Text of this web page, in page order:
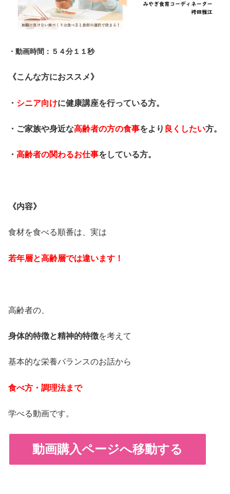
・動画時間：５４分１１秒
《こんな方におススメ》
・ シニア向けに健康講座を行っている方。
・ご家族や身近な高齢者の方の食事をより 良くしたい方。
・ 高齢者の関わるお仕事をしている方。
《内容》
食材を食べる順番は、実は
若年層と高齢層では違います！
高齢者の、
身体的特徴と精神的特徴を考えて
基本的な栄養バランスのお話から
食べ方・調理法まで
学べる動画です。
動画購入ページへ移動する